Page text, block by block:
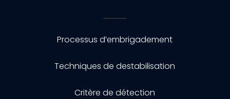
Processus d’embrigadement
Techniques de destabilisation
Critère de détection